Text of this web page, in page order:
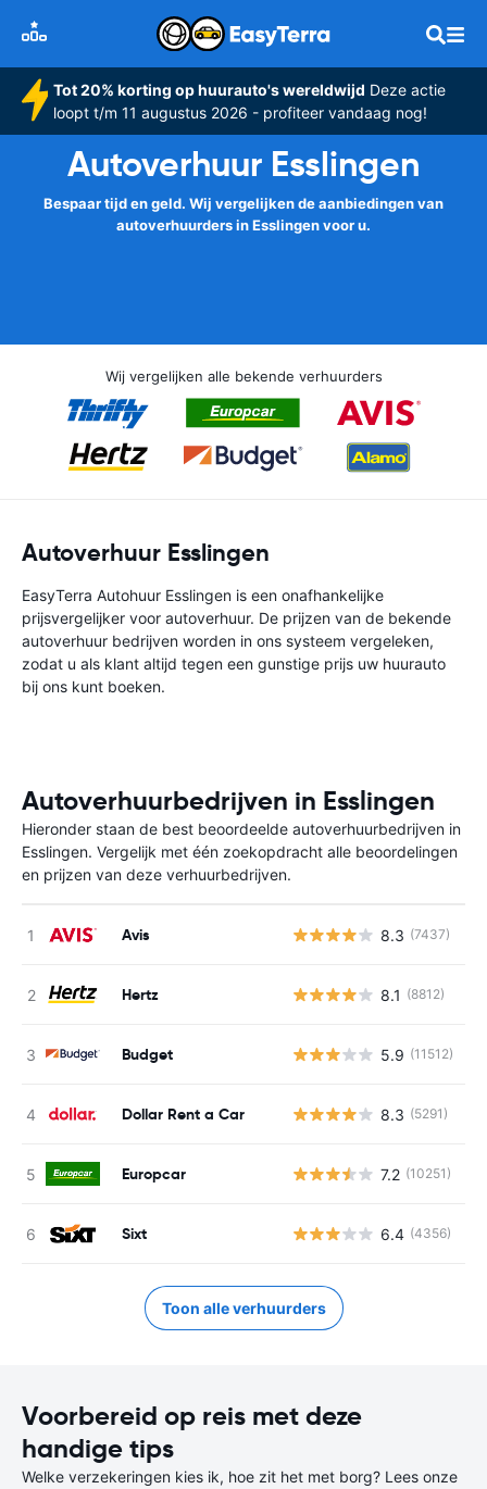
Tot 20% korting op huurauto's wereldwijd Deze actie
loopt t/m 11 augustus 2026 - profiteer vandaag nog!
Autoverhuur Esslingen
Bespaar tijd en geld. Wij vergelijken de aanbiedingen van
autoverhuurders in Esslingen voor u.
Wij vergelijken alle bekende verhuurders
Autoverhuur Esslingen
EasyTerra Autohuur Esslingen is een onafhankelijke
prijsvergelijker voor autoverhuur. De prijzen van de bekende
autoverhuur bedrijven worden in ons systeem vergeleken,
zodat u als klant altijd tegen een gunstige prijs uw huurauto
bij ons kunt boeken.
Autoverhuurbedrijven in Esslingen
Hieronder staan de best beoordeelde autoverhuurbedrijven in
Esslingen. Vergelijk met één zoekopdracht alle beoordelingen
en prijzen van deze verhuurbedrijven.
Avis 8.3 (7437)
Hertz 8.1 (8812)
Budget 5.9 (11512)
Dollar Rent a Car 8.3 (5291)
Europcar 7.2 (10251)
Sixt 6.4 (4356)
Toon alle verhuurders
Voorbereid op reis met deze
handige tips
Welke verzekeringen kies ik, hoe zit het met borg? Lees onze